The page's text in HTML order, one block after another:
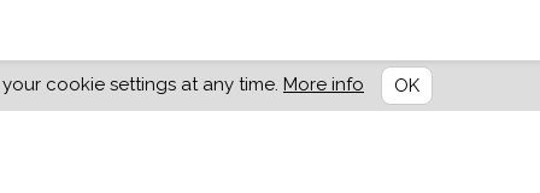
cookie settings at any time. More info OK